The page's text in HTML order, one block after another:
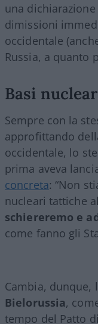
una
dimissioni
occidentale
Russia, a quanto
Basi
Sempre con la
approfittando
occidentale, lo
prima aveva
concreta: “Non
nucleari tattiche
schiereremo e
come fanno gli
Cambia, dunque,
Bielorussia,
tempo del Patto